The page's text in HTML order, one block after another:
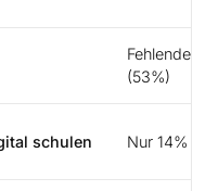
Fehlende
(53%)
schulen Nur 14%